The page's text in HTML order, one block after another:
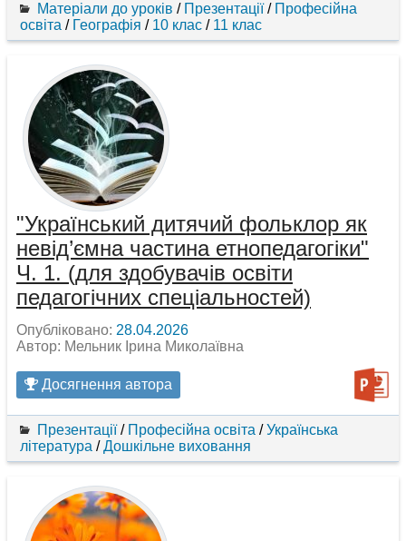
Матеріали до уроків / Презентації/ Професійна
освіта / Географія / 10 клас / 11 клас
"Український дитячий фольклор як
невід’ємна частина етнопедагогіки"
Ч. 1. (для здобувачів освіти
педагогічних спеціальностей)
Опубліковано: 28.04.2026
Автор: Мельник Ірина Миколаївна
Досягнення автора
Презентації/ Професійна освіта /Українська
література /Дошкільне виховання